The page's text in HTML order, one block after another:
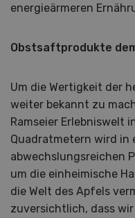
energieärmeren
Obstsaftprodukte
Um die Wertigkeit der
weiter bekannt zu
Ramseier Erlebniswelt
Quadratmetern wird in
abwechslungsreichen
um die einheimische
die Welt des Apfels
zuversichtlich, dass